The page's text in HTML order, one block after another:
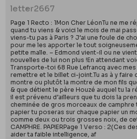
letter2667
Page 1 Recto : 1Mon Cher LéonTu ne me
quand tu viens & voici le mois de mai
viens-tu pas à Paris ? J’ai une foule de
pour me les apporter le tout
petite malle. – Edmond vient-il ou ne
nouvelles de lui non plus !En attendant
Transporte-toi 68 Rue Lefrancq avec
remettre et le billet ci-joint.Tu as à y faire
montre ou plutôt la montre de mon fils
& que détient le père Houzé auquel tu la
il est prévenu d’ailleurs que tu dois la
cheminée de gros morceaux de camphre
papier tu poseras sur chaque papier un
comme deux ou trois grosses noix, de
CAMPHRE. PAPIERPage 1 Verso : 2(Ces
aider ta faible intelligence, af